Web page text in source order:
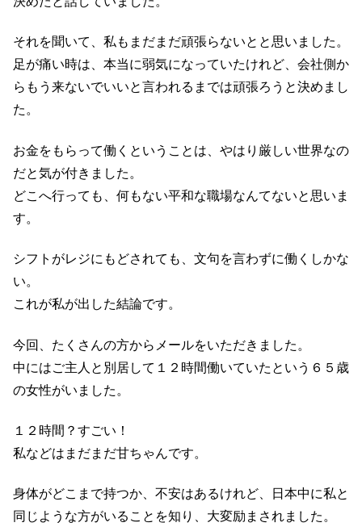
それを聞いて、私もまだまだ頑張らないとと思いました。
足が痛い時は、本当に弱気になっていたけれど、会社側か
らもう来ないでいいと言われるまでは頑張ろうと決めまし
た。
お金をもらって働くということは、やはり厳しい世界なの
だと気が付きました。
どこへ行っても、何もない平和な職場なんてないと思いま
す。
シフトがレジにもどされても、文句を言わずに働くしかな
い。
これが私が出した結論です。
今回、たくさんの方からメールをいただきました。
中にはご主人と別居して１２時間働いていたという６５歳
の女性がいました。
１２時間？すごい！
私などはまだまだ甘ちゃんです。
身体がどこまで持つか、不安はあるけれど、日本中に私と
同じような方がいることを知り、大変励まされました。